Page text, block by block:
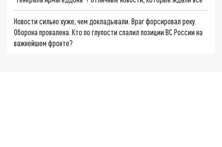
Новости сильно хуже, чем докладывали. Враг форсировал реку.
Оборона провалена. Кто по глупости спалил позиции ВС России на
важнейшем фронте?